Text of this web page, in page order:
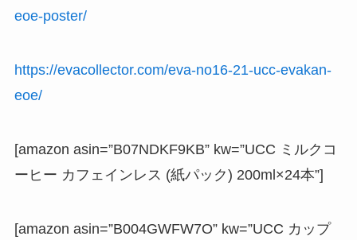
eoe-poster/
https://evacollector.com/eva-no16-21-ucc-evakan-
eoe/
[amazon asin=”B07NDKF9KB” kw=”UCC ミルクコ
ーヒー カフェインレス (紙パック) 200ml×24本”]
[amazon asin=”B004GWFW7O” kw=”UCC カップ